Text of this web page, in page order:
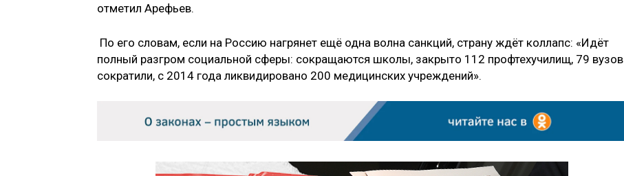
отметил Арефьев.
По его словам, если на Россию нагрянет ещё одна волна санкций, страну ждёт коллапс: «Идёт
полный разгром социальной сферы: сокращаются школы, закрыто 112 профтехучилищ, 79 вузов
сократили, с 2014 года ликвидировано 200 медицинских учреждений».